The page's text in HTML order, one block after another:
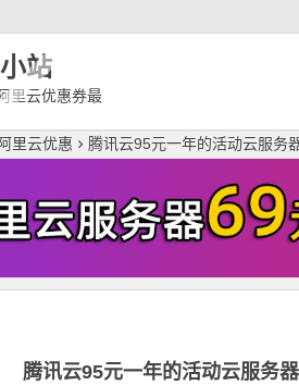
站
里云优惠券最
阿里云优惠 腾讯云95元一年的活动云服务
腾讯云95元一年的活动云服务